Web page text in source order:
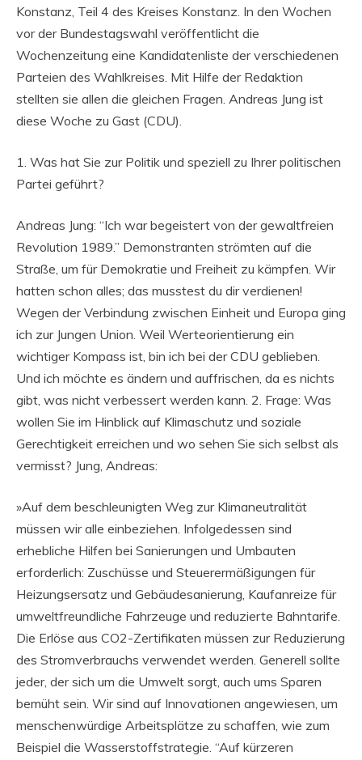
Konstanz, Teil 4 des Kreises Konstanz. In den Wochen
vor der Bundestagswahl veröffentlicht die
Wochenzeitung eine Kandidatenliste der verschiedenen
Parteien des Wahlkreises. Mit Hilfe der Redaktion
stellten sie allen die gleichen Fragen. Andreas Jung ist
diese Woche zu Gast (CDU).
1. Was hat Sie zur Politik und speziell zu Ihrer politischen
Partei geführt?
Andreas Jung: “Ich war begeistert von der gewaltfreien
Revolution 1989.” Demonstranten strömten auf die
Straße, um für Demokratie und Freiheit zu kämpfen. Wir
hatten schon alles; das musstest du dir verdienen!
Wegen der Verbindung zwischen Einheit und Europa ging
ich zur Jungen Union. Weil Werteorientierung ein
wichtiger Kompass ist, bin ich bei der CDU geblieben.
Und ich möchte es ändern und auffrischen, da es nichts
gibt, was nicht verbessert werden kann. 2. Frage: Was
wollen Sie im Hinblick auf Klimaschutz und soziale
Gerechtigkeit erreichen und wo sehen Sie sich selbst als
vermisst? Jung, Andreas:
»Auf dem beschleunigten Weg zur Klimaneutralität
müssen wir alle einbeziehen. Infolgedessen sind
erhebliche Hilfen bei Sanierungen und Umbauten
erforderlich: Zuschüsse und Steuerermäßigungen für
Heizungsersatz und Gebäudesanierung, Kaufanreize für
umweltfreundliche Fahrzeuge und reduzierte Bahntarife.
Die Erlöse aus CO2-Zertifikaten müssen zur Reduzierung
des Stromverbrauchs verwendet werden. Generell sollte
jeder, der sich um die Umwelt sorgt, auch ums Sparen
bemüht sein. Wir sind auf Innovationen angewiesen, um
menschenwürdige Arbeitsplätze zu schaffen, wie zum
Beispiel die Wasserstoffstrategie. “Auf kürzeren